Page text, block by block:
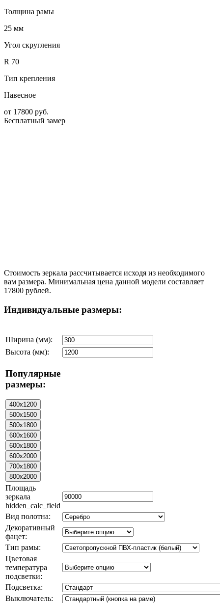
Толщина рамы
25 мм
Угол скругления
R 70
Тип крепления
Навесное
от 17800 руб.
Бесплатный замер
Стоимость зеркала рассчитывается исходя из необходимого
вам размера. Минимальная цена данной модели составляет
17800 рублей.
Индивидуальные размеры:
Ширина (мм):
Высота (мм):
Популярные
размеры:
Площадь
зеркала
hidden_calc_field
Вид полотна:
Декоративный
фацет:
Тип рамы:
Цветовая
температура
подсветки:
Подсветка:
Выключатель: